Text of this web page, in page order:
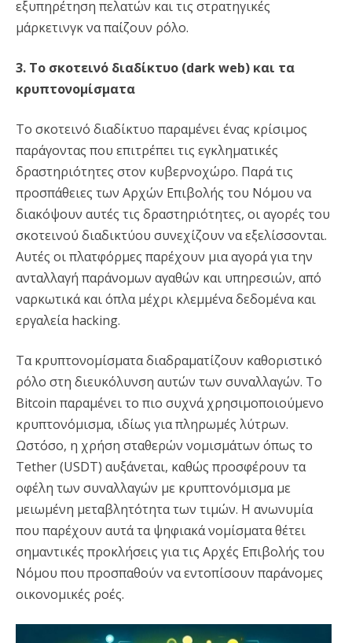
εξυπηρέτηση πελατών και τις στρατηγικές
μάρκετινγκ να παίζουν ρόλο.
3. Το σκοτεινό διαδίκτυο (dark web) και τα
κρυπτονομίσματα
Το σκοτεινό διαδίκτυο παραμένει ένας κρίσιμος
παράγοντας που επιτρέπει τις εγκληματικές
δραστηριότητες στον κυβερνοχώρο. Παρά τις
προσπάθειες των Αρχών Επιβολής του Νόμου να
διακόψουν αυτές τις δραστηριότητες, οι αγορές του
σκοτεινού διαδικτύου συνεχίζουν να εξελίσσονται.
Αυτές οι πλατφόρμες παρέχουν μια αγορά για την
ανταλλαγή παράνομων αγαθών και υπηρεσιών, από
ναρκωτικά και όπλα μέχρι κλεμμένα δεδομένα και
εργαλεία hacking.
Τα κρυπτονομίσματα διαδραματίζουν καθοριστικό
ρόλο στη διευκόλυνση αυτών των συναλλαγών. Το
Bitcoin παραμένει το πιο συχνά χρησιμοποιούμενο
κρυπτονόμισμα, ιδίως για πληρωμές λύτρων.
Ωστόσο, η χρήση σταθερών νομισμάτων όπως το
Tether (USDT) αυξάνεται, καθώς προσφέρουν τα
οφέλη των συναλλαγών με κρυπτονόμισμα με
μειωμένη μεταβλητότητα των τιμών. Η ανωνυμία
που παρέχουν αυτά τα ψηφιακά νομίσματα θέτει
σημαντικές προκλήσεις για τις Αρχές Επιβολής του
Νόμου που προσπαθούν να εντοπίσουν παράνομες
οικονομικές ροές.